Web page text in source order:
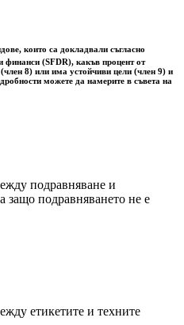
които са докладвали съгласно
финанси (SFDR), какъв процент от
8) или има устойчиви цели (член 9) и
можете да намерите в съвета на
подравняване и
защо подравняването не е
етикетите и техните